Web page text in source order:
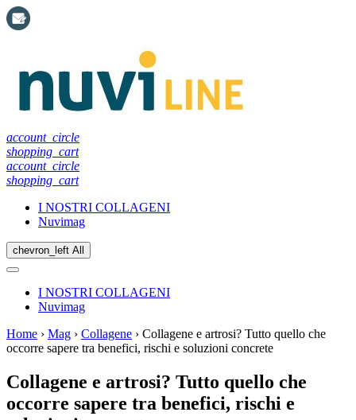
account_circle
shopping_cart
account_circle
shopping_cart
I NOSTRI COLLAGENI
Nuvimag
chevron_left All
I NOSTRI COLLAGENI
Nuvimag
Home › Mag › Collagene › Collagene e artrosi? Tutto quello che
occorre sapere tra benefici, rischi e soluzioni concrete
Collagene e artrosi? Tutto quello che
occorre sapere tra benefici, rischi e